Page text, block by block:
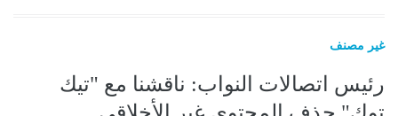
غير مصنف
رئيس اتصالات النواب: ناقشنا مع "تيك